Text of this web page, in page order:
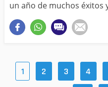
un año de muchos éxitos
1 2 3 4